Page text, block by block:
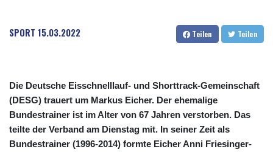
SPORT 15.03.2022 Teilen Teilen
Die Deutsche Eisschnelllauf- und Shorttrack-Gemeinschaft
(DESG) trauert um Markus Eicher. Der ehemalige
Bundestrainer ist im Alter von 67 Jahren verstorben. Das
teilte der Verband am Dienstag mit. In seiner Zeit als
Bundestrainer (1996-2014) formte Eicher Anni Friesinger-